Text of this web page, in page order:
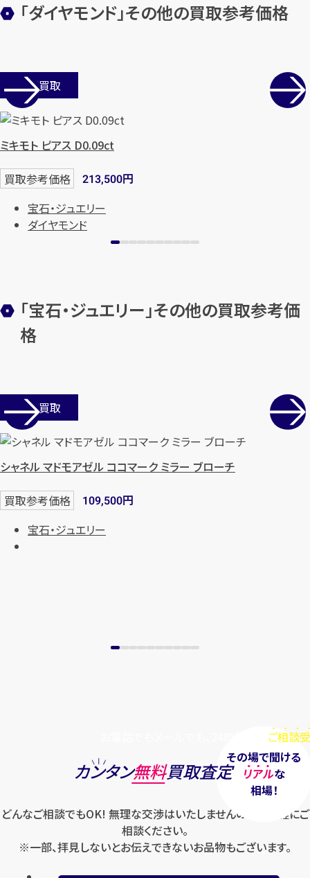
最短1分！
【総合受付】24時間・年中無休(年末年
メールで無料相談する
「ダイヤモンド」その他の買取参考価格
店舗買取
ミキモト ピアス D0.09ct
買取参考価格 213,500円
宝石・ジュエリー
ダイヤモンド
「宝石・ジュエリー」その他の買取参考価
格
店舗買取
シャネル マドモアゼル ココマーク ミラー ブローチ
買取参考価格 109,500円
宝石・ジュエリー
ご相談
その場で聞ける
リアルな
相場！
カンタン無料買取査定
どんなご相談でもOK! 無理な交渉はいたしませんのでお気軽にご
相談ください。
※一部、拝見しないとお伝えできないお品物もございます。